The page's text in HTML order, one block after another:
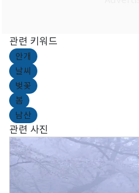
관련 키워드
안개
날씨
벚꽃
봄
남산
관련 사진